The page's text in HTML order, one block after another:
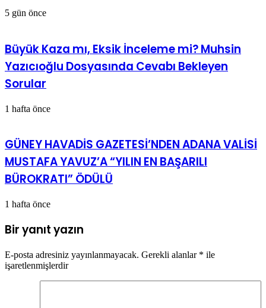
5 gün önce
Büyük Kaza mı, Eksik İnceleme mi? Muhsin
Yazıcıoğlu Dosyasında Cevabı Bekleyen
Sorular
1 hafta önce
GÜNEY HAVADİS GAZETESİ’NDEN ADANA VALİSİ
MUSTAFA YAVUZ’A “YILIN EN BAŞARILI
BÜROKRATI” ÖDÜLÜ
1 hafta önce
Bir yanıt yazın
E-posta adresiniz yayınlanmayacak. Gerekli alanlar * ile
işaretlenmişlerdir